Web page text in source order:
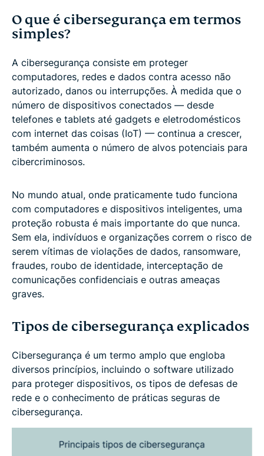
O que é cibersegurança em termos
simples?
A cibersegurança consiste em proteger
computadores, redes e dados contra acesso não
autorizado, danos ou interrupções. À medida que o
número de dispositivos conectados — desde
telefones e tablets até gadgets e eletrodomésticos
com internet das coisas (IoT) — continua a crescer,
também aumenta o número de alvos potenciais para
cibercriminosos.
No mundo atual, onde praticamente tudo funciona
com computadores e dispositivos inteligentes, uma
proteção robusta é mais importante do que nunca.
Sem ela, indivíduos e organizações correm o risco de
serem vítimas de violações de dados, ransomware,
fraudes, roubo de identidade, interceptação de
comunicações confidenciais e outras ameaças
graves.
Tipos de cibersegurança explicados
Cibersegurança é um termo amplo que engloba
diversos princípios, incluindo o software utilizado
para proteger dispositivos, os tipos de defesas de
rede e o conhecimento de práticas seguras de
cibersegurança.